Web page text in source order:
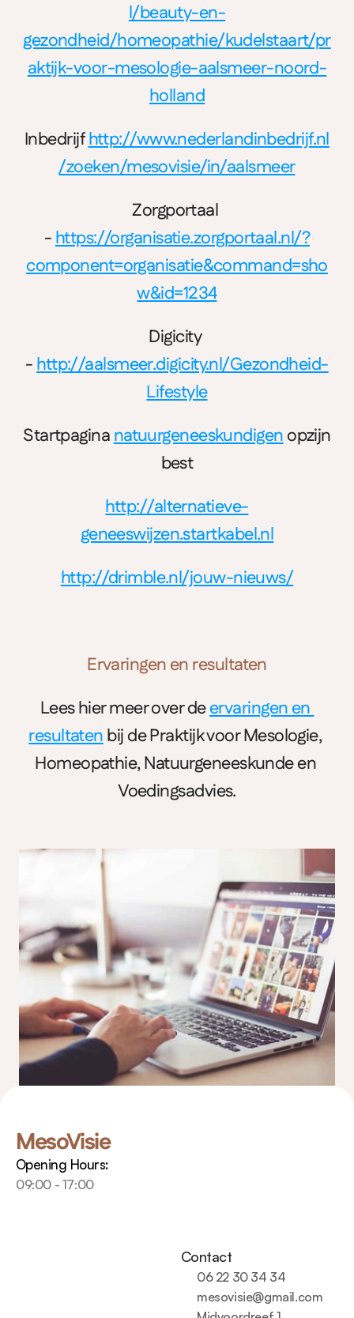
l/beauty-en-
gezondheid/homeopathie/kudelstaart/pr
aktijk-voor-mesologie-aalsmeer-noord-
holland
Inbedrijf http://www.nederlandinbedrijf.nl
/zoeken/mesovisie/in/aalsmeer
Zorgportaal
- https://organisatie.zorgportaal.nl/?
component=organisatie&command=sho
w&id=1234
Digicity
- http://aalsmeer.digicity.nl/Gezondheid-
Lifestyle
Startpagina natuurgeneeskundigen opzijn
best
http://alternatieve-
geneeswijzen.startkabel.nl
http://drimble.nl/jouw-nieuws/
Ervaringen en resultaten
Lees hier meer over de ervaringen en
resultaten bij de Praktijk voor Mesologie,
Homeopathie, Natuurgeneeskunde en
Voedingsadvies.
MesoVisie
Opening Hours:
09:00 - 17:00
Contact
06 22 30 34 34
mesovisie@gmail.com